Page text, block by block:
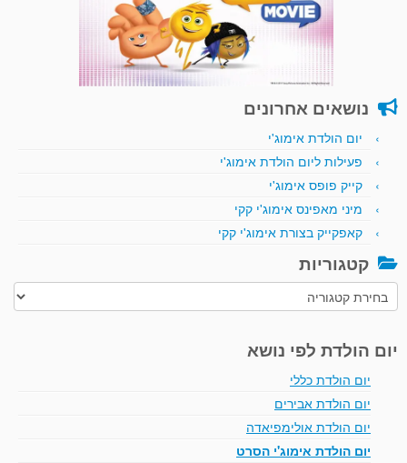
נושאים אחרונים
יום הולדת אימוג'י
פעילות ליום הולדת אימוג'י
קייק פופס אימוג'י
מיני מאפינס אימוג'י קקי
קאפקייק בצורת אימוג'י קקי
קטגוריות
קטגוריות
יום הולדת לפי נושא
יום הולדת כללי
יום הולדת אבירים
יום הולדת אולימפיאדה
יום הולדת אימוג'י הסרט